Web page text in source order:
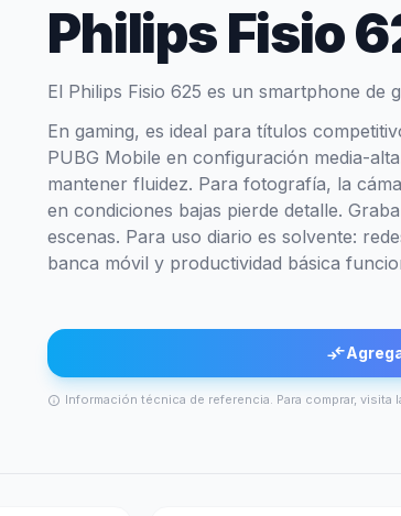
Philips Fisio
El Philips Fisio 625 es un smartphone de
En gaming, es ideal para títulos
PUBG Mobile en configuración media-
mantener fluidez. Para fotografía, la
en condiciones bajas pierde detalle.
escenas. Para uso diario es solvente:
banca móvil y productividad básica
compare_arrows
info Información técnica de referencia. Para comprar, visita